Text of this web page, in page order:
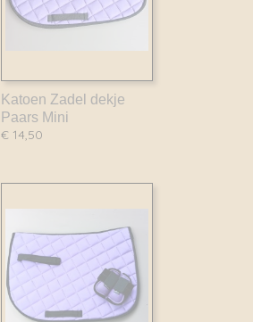
Katoen Zadel dekje
Paars Mini
€ 14,50